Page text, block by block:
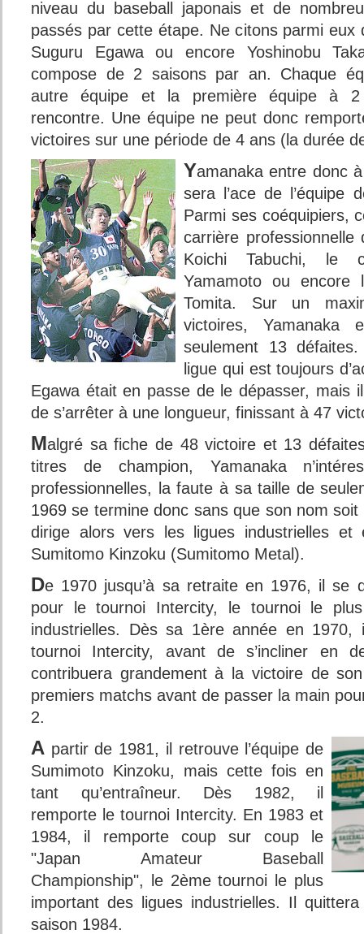
niveau du baseball japonais et de
passés par cette étape. Ne citons parmi eux
Suguru Egawa ou encore Yoshinobu
compose de 2 saisons par an. Chaque
autre équipe et la première équipe à 2
rencontre. Une équipe ne peut donc
victoires sur une période de 4 ans (la durée
Yamanaka entre donc
sera l’ace de l’équipe
Parmi ses coéquipiers,
carrière
Koichi Tabuchi, le
Yamamoto ou encore
Tomita. Sur un
victoires, Yamanaka
seulement 13
ligue qui est toujours
Egawa était en passe de le dépasser, mais
de s’arrêter à une longueur, finissant à 47
Malgré sa fiche de 48 victoire et 13
titres de champion, Yamanaka
professionnelles, la faute à sa taille de
1969 se termine donc sans que son nom
dirige alors vers les ligues industrielles et
Sumitomo Kinzoku (Sumitomo Metal).
De 1970 jusqu’à sa retraite en 1976, il se
pour le tournoi Intercity, le tournoi le
industrielles. Dès sa 1ère année en
tournoi Intercity, avant de s’incliner en
contribuera grandement à la victoire de
premiers matchs avant de passer la main
2.
A partir de 1981, il retrouve l’équipe de
Sumimoto Kinzoku, mais cette fois en
tant qu’entraîneur. Dès 1982, il
remporte le tournoi Intercity. En 1983 et
1984, il remporte coup sur coup le
"Japan Amateur Baseball
Championship", le 2ème tournoi le plus
important des ligues industrielles. Il
saison 1984.